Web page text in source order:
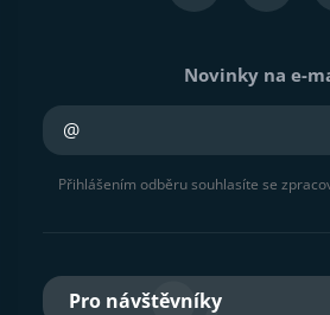
Novinky na e-
Přihlášením odběru souhlasíte se
Pro návštěvníky